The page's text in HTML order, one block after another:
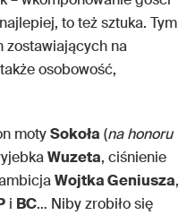
to też sztuka. Tym
zostawiających na
osobowość,
motySokoła (na honoru
Wuzeta, ciśnienie
Wojtka Geniusza,
i BC… Niby zrobiło się